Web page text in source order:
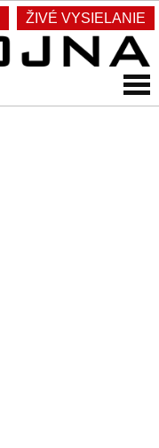
ŽIVÉ VYSIELANIE